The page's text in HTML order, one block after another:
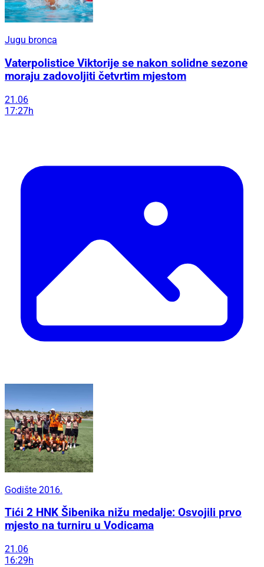
Jugu bronca
Vaterpolistice Viktorije se nakon solidne sezone
moraju zadovoljiti četvrtim mjestom
21.06
17:27h
Godište 2016.
Tići 2 HNK Šibenika nižu medalje: Osvojili prvo
mjesto na turniru u Vodicama
21.06
16:29h